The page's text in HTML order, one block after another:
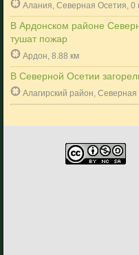
Алания, Северная Осетия, 0
В Ардонском районе
тушат пожар
Ардон, 8.88 км
В Северной Осетии
Алагирский район,